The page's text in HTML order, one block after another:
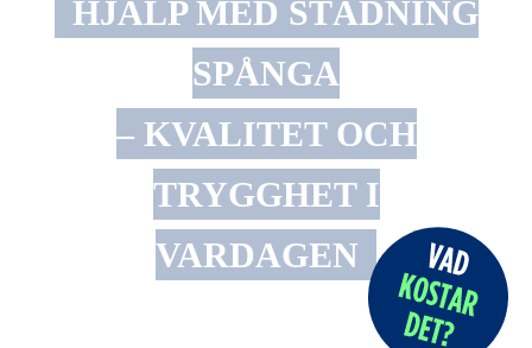
HJÄLP MED STÄDNING
SPÅNGA
– KVALITET OCH
TRYGGHET I
VARDAGEN